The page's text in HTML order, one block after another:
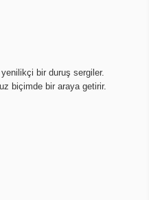
bir duruş sergiler.
biçimde bir araya getirir.